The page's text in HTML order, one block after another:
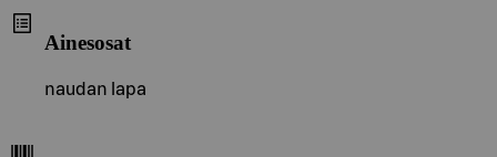
Ainesosat
naudan lapa